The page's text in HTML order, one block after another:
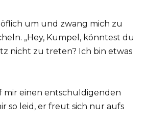
um und zwang mich zu
„Hey, Kumpel, könntest du
nicht zu treten? Ich bin etwas
mir einen entschuldigenden
so leid, er freut sich nur aufs